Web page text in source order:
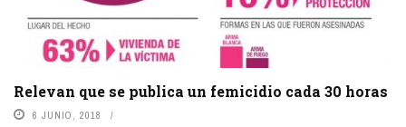
Relevan que se publica un femicidio cada 30 horas
6 JUNIO, 2018